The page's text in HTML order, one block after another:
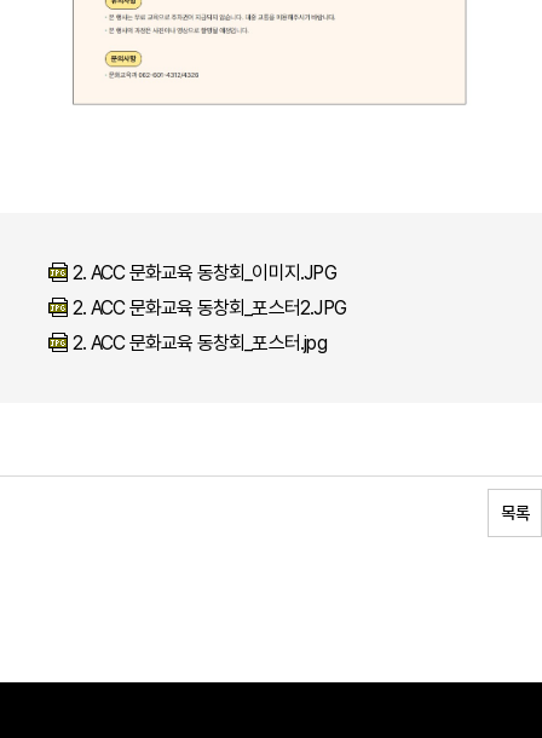
2. ACC 문화교육 동창회_이미지.JPG
2. ACC 문화교육 동창회_포스터2.JPG
2. ACC 문화교육 동창회_포스터.jpg
목록